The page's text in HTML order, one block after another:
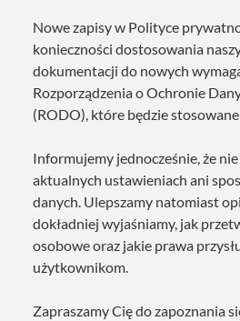
Nowe zapisy w Polityce
konieczności dostosowania
dokumentacji do nowych
Rozporządzenia o Ochronie
(RODO), które będzie
Informujemy jednocześnie, że
aktualnych ustawieniach ani
danych. Ulepszamy natomiast
dokładniej wyjaśniamy, jak
osobowe oraz jakie prawa
użytkownikom.
Zapraszamy Cię do zapoznania